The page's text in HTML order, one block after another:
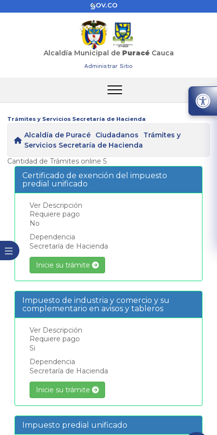
Alcaldía Municipal de Puracé Cauca
Administrar Sitio
Trámites y Servicios Secretaría de Hacienda
Alcaldía de Puracé Ciudadanos
Trámites y
Servicios Secretaría de Hacienda
Cantidad de Trámites online 5
Certificado de exención del impuesto
predial unificado
Ver Descripción
Requiere pago
No
Dependencia
Secretaría de Hacienda
Inicie su trámite
Impuesto de industria y comercio y su
complementario en avisos y tableros
Ver Descripción
Requiere pago
Si
Dependencia
Secretaría de Hacienda
Inicie su trámite
Impuesto predial unificado